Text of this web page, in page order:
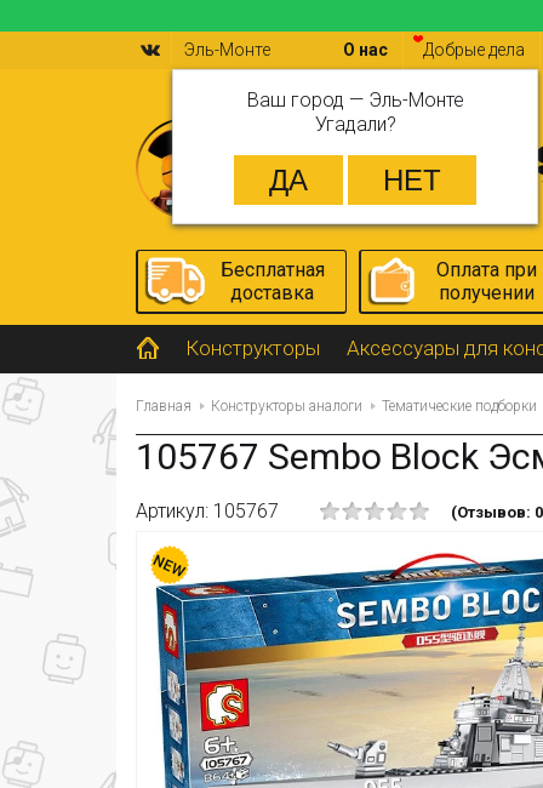
Эль-Монте
Ваш город — Эль-Монте
Угадали?
О нас Добрые дела
Бесплатная
доставка
Оплата при
получении
Конструкторы Аксессуары для
Главная Конструкторы аналоги Тематические подборки
105767 Sembo Block
Артикул: 105767 (Отзывов: